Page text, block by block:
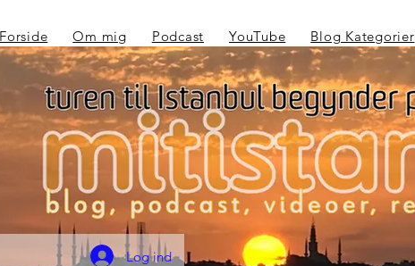
Forside Om mig Podcast YouTube Blog Kategorier
Log ind